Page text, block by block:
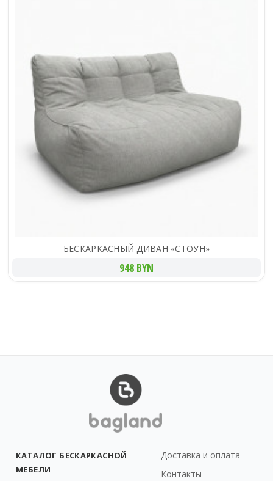
БЕСКАРКАСНЫЙ ДИВАН «СТОУН»
948 BYN
КАТАЛОГ БЕСКАРКАСНОЙ
МЕБЕЛИ
Доставка и оплата
Контакты